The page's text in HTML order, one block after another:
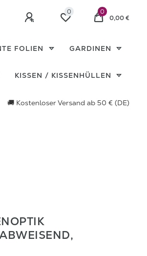
0 0
0,00 €
FOLIEN GARDINEN
KISSEN / KISSENHÜLLEN
🚚 Kostenloser Versand ab 50 € (DE)